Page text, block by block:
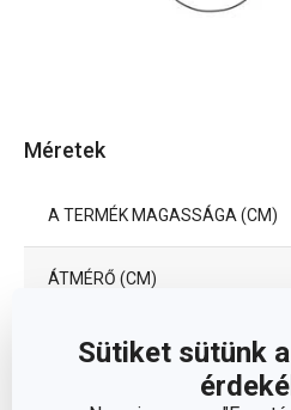
Sütiket sütünk
Méretek
A TERMÉK MAGASSÁGA (CM)
ÁTMÉRŐ (CM)
Egyéb paraméterek